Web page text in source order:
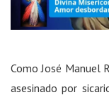
Como José Manuel
asesinado por